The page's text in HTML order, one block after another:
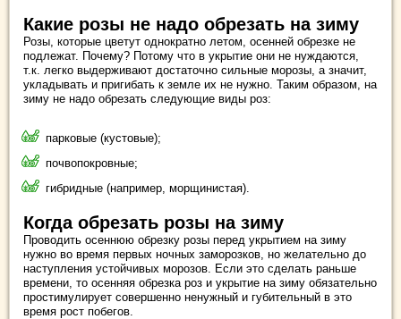
Какие розы не надо обрезать на зиму
Розы, которые цветут однократно летом, осенней обрезке не
подлежат. Почему? Потому что в укрытие они не нуждаются,
т.к. легко выдерживают достаточно сильные морозы, а значит,
укладывать и пригибать к земле их не нужно. Таким образом, на
зиму не надо обрезать следующие виды роз:
парковые (кустовые);
почвопокровные;
гибридные (например, морщинистая).
Когда обрезать розы на зиму
Проводить осеннюю обрезку розы перед укрытием на зиму
нужно во время первых ночных заморозков, но желательно до
наступления устойчивых морозов. Если это сделать раньше
времени, то осенняя обрезка роз и укрытие на зиму обязательно
простимулирует совершенно ненужный и губительный в это
время рост побегов.